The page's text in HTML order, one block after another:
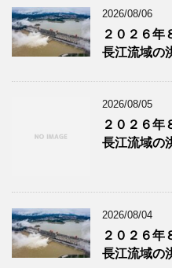
2026/08/06
２０２６年
長江流域の
2026/08/05
２０２６年
長江流域の
2026/08/04
２０２６年
長江流域の